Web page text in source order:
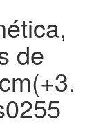
de